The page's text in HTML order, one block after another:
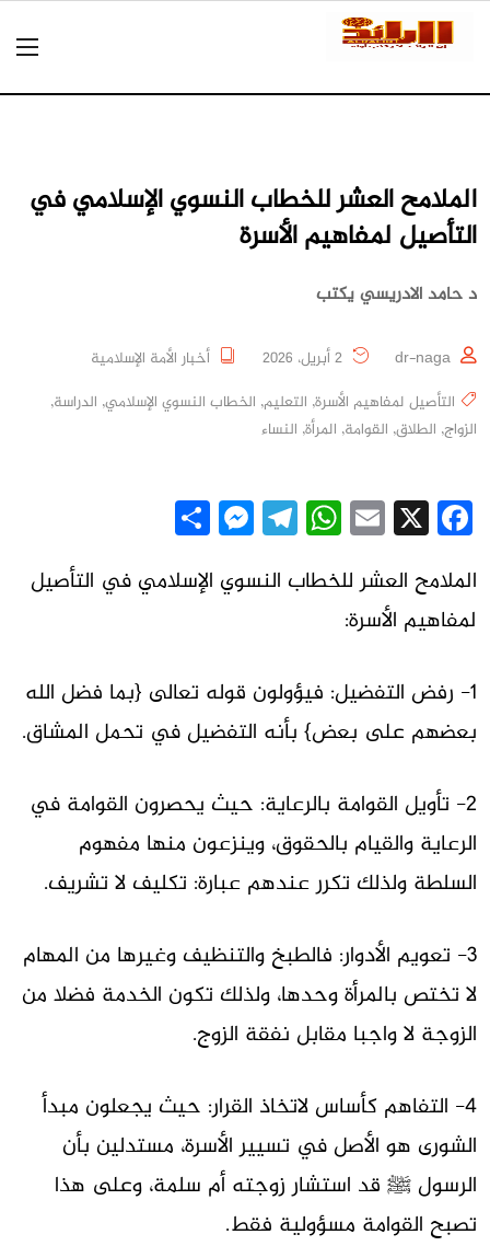
الملامح العشر للخطاب النسوي الإسلامي في
التأصيل لمفاهيم الأسرة
د حامد الادريسي يكتب
dr-naga
أخبار الأمة الإسلامية
التأصيل لمفاهيم الأسرة, التعليم, الخطاب النسوي الإسلامي, الدراسة,
الزواج, الطلاق, القوامة, المرأة, النساء
Facebook
X
Email
WhatsApp
Telegram
Messenger
الملامح العشر للخطاب النسوي الإسلامي في التأصيل
لمفاهيم الأسرة:
1- رفض التفضيل: فيؤولون قوله تعالى {بما فضل الله
بعضهم على بعض} بأنه التفضيل في تحمل المشاق.
2- تأويل القوامة بالرعاية: حيث يحصرون القوامة في
الرعاية والقيام بالحقوق، وينزعون منها مفهوم
السلطة ولذلك تكرر عندهم عبارة: تكليف لا تشريف.
3- تعويم الأدوار: فالطبخ والتنظيف وغيرها من المهام
لا تختص بالمرأة وحدها، ولذلك تكون الخدمة فضلا من
الزوجة لا واجبا مقابل نفقة الزوج.
4- التفاهم كأساس لاتخاذ القرار: حيث يجعلون مبدأ
الشورى هو الأصل في تسيير الأسرة، مستدلين بأن
الرسول ﷺ قد استشار زوجته أم سلمة، وعلى هذا
تصبح القوامة مسؤولية فقط.